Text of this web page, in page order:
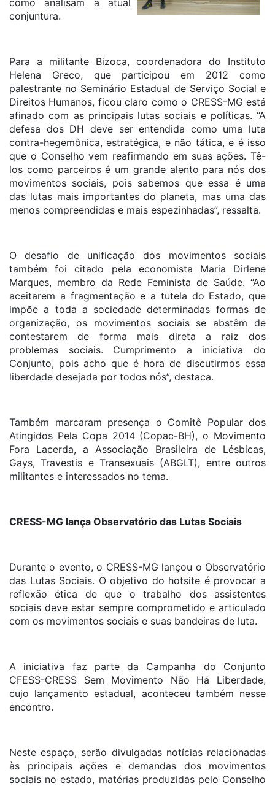
como analisam a atual
conjuntura.
Para a militante Bizoca, coordenadora do Instituto
Helena Greco, que participou em 2012 como
palestrante no Seminário Estadual de Serviço Social e
Direitos Humanos, ficou claro como o CRESS-MG está
afinado com as principais lutas sociais e políticas. “A
defesa dos DH deve ser entendida como uma luta
contra-hegemônica, estratégica, e não tática, e é isso
que o Conselho vem reafirmando em suas ações. Tê-
los como parceiros é um grande alento para nós dos
movimentos sociais, pois sabemos que essa é uma
das lutas mais importantes do planeta, mas uma das
menos compreendidas e mais espezinhadas”, ressalta.
O desafio de unificação dos movimentos sociais
também foi citado pela economista Maria Dirlene
Marques, membro da Rede Feminista de Saúde. “Ao
aceitarem a fragmentação e a tutela do Estado, que
impõe a toda a sociedade determinadas formas de
organização, os movimentos sociais se abstêm de
contestarem de forma mais direta a raiz dos
problemas sociais. Cumprimento a iniciativa do
Conjunto, pois acho que é hora de discutirmos essa
liberdade desejada por todos nós”, destaca.
Também marcaram presença o Comitê Popular dos
Atingidos Pela Copa 2014 (Copac-BH), o Movimento
Fora Lacerda, a Associação Brasileira de Lésbicas,
Gays, Travestis e Transexuais (ABGLT), entre outros
militantes e interessados no tema.
CRESS-MG lança Observatório das Lutas Sociais
Durante o evento, o CRESS-MG lançou o Observatório
das Lutas Sociais. O objetivo do hotsite é provocar a
reflexão ética de que o trabalho dos assistentes
sociais deve estar sempre comprometido e articulado
com os movimentos sociais e suas bandeiras de luta.
A iniciativa faz parte da Campanha do Conjunto
CFESS-CRESS Sem Movimento Não Há Liberdade,
cujo lançamento estadual, aconteceu também nesse
encontro.
Neste espaço, serão divulgadas notícias relacionadas
às principais ações e demandas dos movimentos
sociais no estado, matérias produzidas pelo Conselho